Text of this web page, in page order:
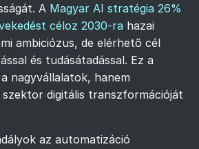
A Magyar AI stratégia 26%
céloz 2030-ra hazai
ambiciózus, de elérhető cél
és tudásátadással. Ez a
nagyvállalatok, hanem
digitális transzformációját
az automatizáció